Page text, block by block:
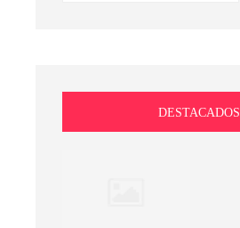
DESTACADOS